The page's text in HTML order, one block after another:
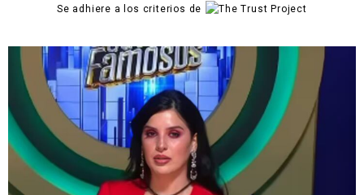
Se adhiere a los criterios de